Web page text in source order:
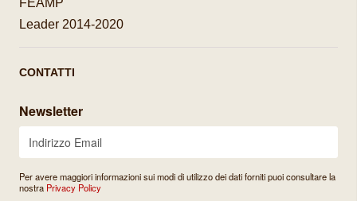
Leader 2014-2020
CONTATTI
Newsletter
Per avere maggiori informazioni sui modi di utilizzo dei dati forniti puoi consultare la
nostra Privacy Policy